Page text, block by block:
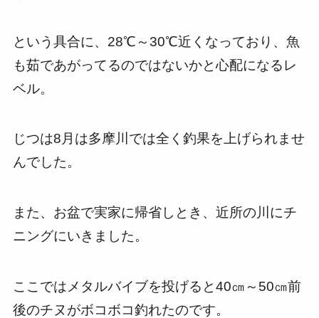
という具合に、28℃～30℃近くなっており、魚
も茹であがってるのではないかと心配になるレ
ベル。
じつは8月は多摩川では全く釣果を上げられませ
んでした。
また、お盆で実家に帰省しとき、近所の川にチ
ニングにいきました。
ここではメタルバイブを投げると40㎝～50㎝前
後のチヌがボコボコ釣れたのです。